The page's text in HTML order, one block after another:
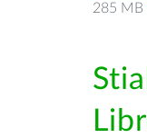
285 MB